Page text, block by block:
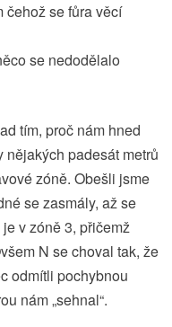
čehož se fůra věcí
se nedodělalo
tím, proč nám hned
padesát metrů
zóně. Obešli jsme
se zasmály, až se
v zóně 3, přičemž
N se choval tak, že
odmítli pochybnou
nám „sehnal“.